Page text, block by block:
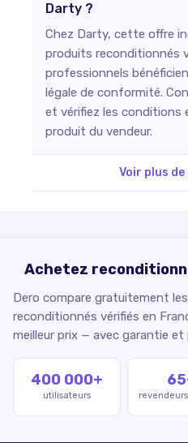
Darty ?
Chez Darty, cette offre
produits reconditionnés
professionnels
légale de conformité.
et vérifiez les conditions
produit du vendeur.
Voir plus
Achetez
Dero compare gratuitement
reconditionnés vérifiés en
meilleur prix — avec garantie et
400 000+
utilisateurs